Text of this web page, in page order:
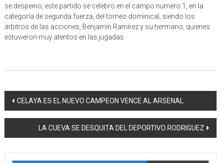
se despeino, este partido se celebro en el campo numero 1, en la
categoría de segunda fuerza, del torneo dominical, siendo los
árbitros de las acciones, Benjamín Ramírez y su hermano, quienes
estuvieron muy atentos en las jugadas.
Navegación
de
entrada
CELAYA ES EL NUEVO CAMPEON VENCE AL ARSENAL
LA CUEVA SE DESQUITA DEL DEPORTIVO RODRIGUEZ